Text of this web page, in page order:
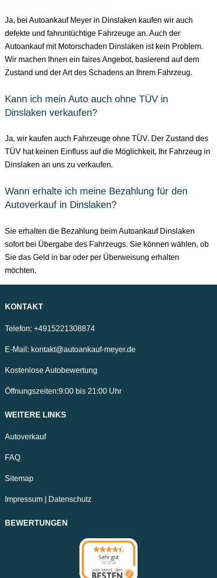
Ja, bei Autoankauf Meyer in Dinslaken kaufen wir auch
defekte und fahruntüchtige Fahrzeuge an. Auch der
Autoankauf mit Motorschaden Dinslaken ist kein Problem.
Wir machen Ihnen ein faires Angebot, basierend auf dem
Zustand und der Art des Schadens an Ihrem Fahrzeug.
Kann ich mein Auto auch ohne TÜV in
Dinslaken verkaufen?
Ja, wir kaufen auch Fahrzeuge ohne TÜV. Der Zustand des
TÜV hat keinen Einfluss auf die Möglichkeit, Ihr Fahrzeug in
Dinslaken an uns zu verkaufen.
Wann erhalte ich meine Bezahlung für den
Autoverkauf in Dinslaken?
Sie erhalten die Bezahlung beim Autoankauf Dinslaken
sofort bei Übergabe des Fahrzeugs. Sie können wählen, ob
Sie das Geld in bar oder per Überweisung erhalten
möchten.
KONTAKT
Telefon: +4915221308874
E-Mail: kontakt@autoankauf-meyer.de
Kostenlose Autobewertung
Öffnungszeiten:9:00 bis 21:00 Uhr
WEITERE LINKS
Autoverkauf
FAQ
Sitemap
Impressum Datenschutz
BEWERTUNGEN
Sehr gut
08/2026